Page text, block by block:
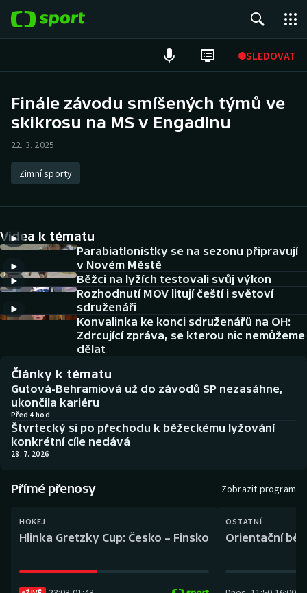
SLEDOVAT
Hokej
Atletika
DALŠÍ SPORTY
Americký fotbal
Baseball a softbal
Biatlon
Boby a skeleton
Box
Curling
NEPŘEHLÉDNĚTE
Soutěže
Historické návraty
Aplikace ČT sport
AZ kvíz
Finále závodu smíšených týmů ve
skikrosu na MS v Engadinu
22. 3. 2025
Zimní sporty
Videa k tématu
Parabiatlonistky se na sezonu připravují
v Novém Městě
Běžci na lyžích testovali svůj výkon
Rozhodnutí MOV litují čeští i světoví
sdruženáři
Konvalinka ke konci sdruženářů na OH:
Zdrcující zpráva, se kterou nic nemůžeme
dělat
Články k tématu
Gutová-Behramiová už do závodů SP nezasáhne,
ukončila kariéru
Před 4 hod
Štvrtecký si po přechodu k běžeckému lyžování
konkrétní cíle nedává
28. 7. 2026
Přímé přenosy Zobrazit program
HOKEJ
Hlinka Gretzky Cup: Česko – Finsko
OSTATNÍ
Orientační